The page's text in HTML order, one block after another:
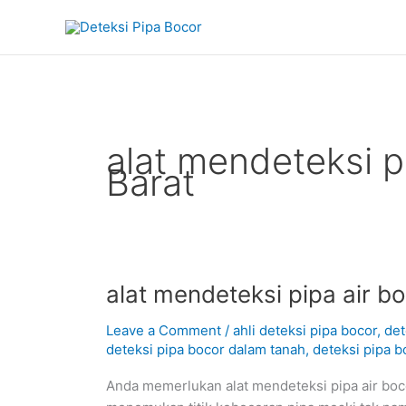
content
alat mendeteksi
Barat
alat mendeteksi pipa air
Leave a Comment / ahli deteksi pipa bocor,
deteksi pipa bocor dalam tanah, deteksi pipa
Anda memerlukan alat mendeteksi pipa air
alat
pipa
air